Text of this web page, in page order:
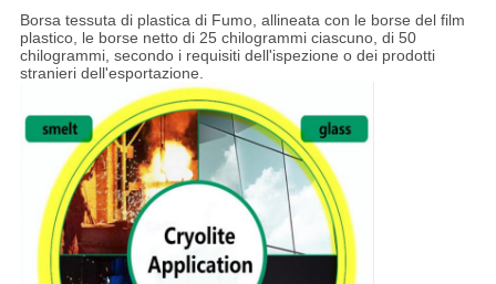
Borsa tessuta di plastica di Fumo, allineata con le borse del film
plastico, le borse netto di 25 chilogrammi ciascuno, di 50
chilogrammi, secondo i requisiti dell'ispezione o dei prodotti
stranieri dell'esportazione.